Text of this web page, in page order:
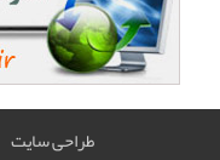
طراحی سایت